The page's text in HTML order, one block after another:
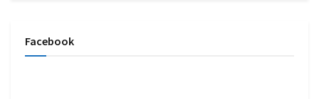
Facebook